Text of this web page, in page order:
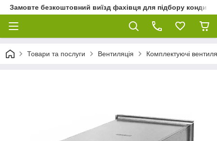
Замовте безкоштовний виїзд фахівця для підбору
Товари та послуги Вентиляція Комплектуючі